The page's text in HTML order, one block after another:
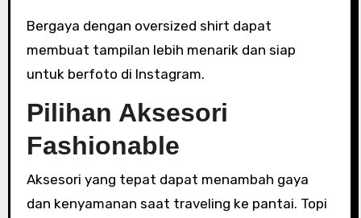
Bergaya dengan oversized shirt dapat
membuat tampilan lebih menarik dan siap
untuk berfoto di Instagram.
Pilihan Aksesori
Fashionable
Aksesori yang tepat dapat menambah gaya
dan kenyamanan saat traveling ke pantai. Topi